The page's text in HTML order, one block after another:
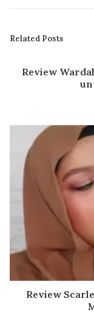
Related Posts
Review
Review